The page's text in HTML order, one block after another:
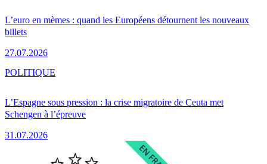
L’euro en mèmes : quand les Européens détournent les nouveaux
billets
27.07.2026
L’Espagne sous pression : la crise migratoire de Ceuta met
Schengen à l’épreuve
31.07.2026
POLITIQUE